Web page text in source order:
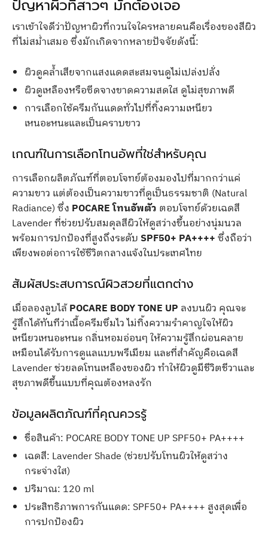
ปัญหาผิวที่สาวๆ มักต้องเจอ
เราเข้าใจดีว่าปัญหาผิวที่กวนใจใครหลายคนคือเรื่องของสีผิว
ที่ไม่สม่ำเสมอ ซึ่งมักเกิดจากหลายปัจจัยดังนี้:
ผิวดูคล้ำเสียจากแสงแดดสะสมจนดูไม่เปล่งปลั่ง
ผิวดูเหลืองหรือซีดจางขาดความสดใส ดูไม่สุขภาพดี
การเลือกใช้ครีมกันแดดทั่วไปที่ทิ้งความเหนียว
เหนอะหนะและเป็นคราบขาว
เกณฑ์ในการเลือกโทนอัพที่ใช่สำหรับคุณ
การเลือกผลิตภัณฑ์ที่ตอบโจทย์ต้องมองไปที่มากกว่าแค่
ความขาว แต่ต้องเป็นความขาวที่ดูเป็นธรรมชาติ (Natural
Radiance) ซึ่ง POCARE โทนอัพตัว ตอบโจทย์ด้วยเฉดสี
Lavender ที่ช่วยปรับสมดุลสีผิวให้ดูสว่างขึ้นอย่างนุ่มนวล
พร้อมการปกป้องที่สูงถึงระดับSPF50+ PA++++ซึ่งถือว่า
เพียงพอต่อการใช้ชีวิตกลางแจ้งในประเทศไทย
สัมผัสประสบการณ์ผิวสวยที่แตกต่าง
เมื่อลองลูบไล้POCARE BODY TONE UP ลงบนผิว คุณจะ
รู้สึกได้ทันทีว่าเนื้อครีมซึมไว ไม่ทิ้งความรำคาญใจให้ผิว
เหนียวเหนอะหนะ กลิ่นหอมอ่อนๆ ให้ความรู้สึกผ่อนคลาย
เหมือนได้รับการดูแลแบบพรีเมียม และที่สำคัญคือเฉดสี
Lavender ช่วยลดโทนเหลืองของผิว ทำให้ผิวดูมีชีวิตชีวาและ
สุขภาพดีขึ้นแบบที่คุณต้องหลงรัก
ข้อมูลผลิตภัณฑ์ที่คุณควรรู้
ชื่อสินค้า: POCARE BODY TONE UP SPF50+ PA++++
เฉดสี: Lavender Shade (ช่วยปรับโทนผิวให้ดูสว่าง
กระจ่างใส)
ปริมาณ: 120 ml
ประสิทธิภาพการกันแดด: SPF50+ PA++++ สูงสุดเพื่อ
การปกป้องผิว